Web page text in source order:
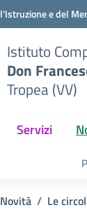
e del
Istituto
Don
Tropea (VV)
Servizi
Novità Le